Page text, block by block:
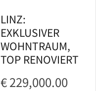
LINZ:
EXKLUSIVER
WOHNTRAUM,
TOP RENOVIERT
€ 229,000.00